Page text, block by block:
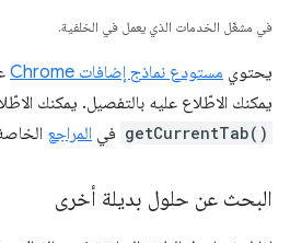
في مشغّل الخدمات الذي يعمل في الخلفية.
يحتوي مستودع نماذج إضافات Chrome
يمكنك الاطّلاع عليه بالتفصيل. يمكنك
getCurrentTab() في المراجع
البحث عن حلول بديلة أخرى